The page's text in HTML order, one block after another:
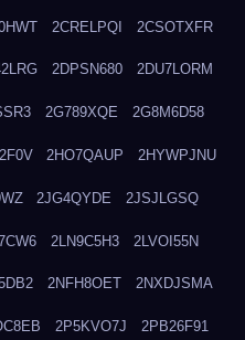
2CRELPQI 2CSOTXFR
2DPSN680 2DU7LORM
2G789XQE 2G8M6D58
2HO7QAUP 2HYWPJNU
2JG4QYDE 2JSJLGSQ
2LN9C5H3 2LVOI55N
2NFH8OET 2NXDJSMA
2P5KVO7J 2PB26F91